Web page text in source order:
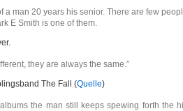
a man 20 years his senior. There are few
E Smith is one of them.
they are always the same.”
The Fall (Quelle)
the man still keeps spewing forth the